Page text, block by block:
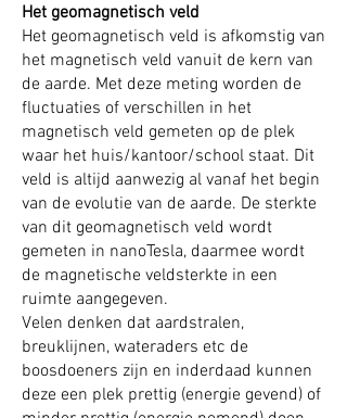
Het geomagnetisch veld
Het geomagnetisch veld is afkomstig van
het magnetisch veld vanuit de kern van
de aarde. Met deze meting worden de
fluctuaties of verschillen in het
magnetisch veld gemeten op de plek
waar het huis/kantoor/school staat. Dit
veld is altijd aanwezig al vanaf het begin
van de evolutie van de aarde. De sterkte
van dit geomagnetisch veld wordt
gemeten in nanoTesla, daarmee wordt
de magnetische veldsterkte in een
ruimte aangegeven.
Velen denken dat aardstralen,
breuklijnen, wateraders etc de
boosdoeners zijn en inderdaad kunnen
deze een plek prettig (energie gevend) of